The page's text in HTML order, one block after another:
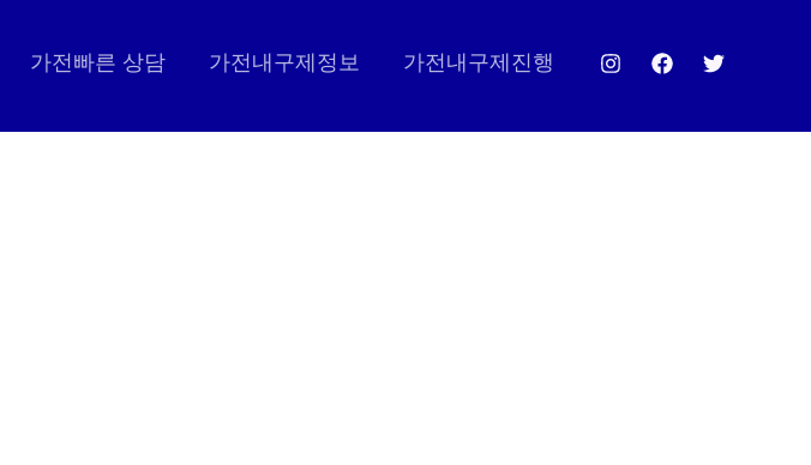
가전빠른 상담 가전내구제정보 가전내구제진행